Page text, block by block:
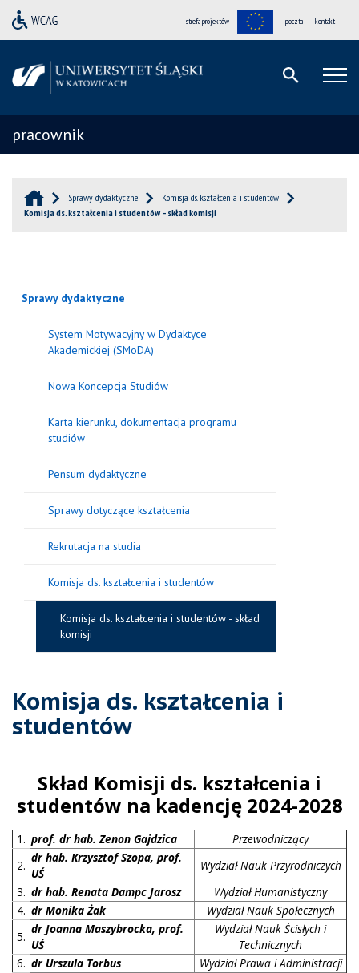
strefa projektów poczta kontakt
pracownik
Sprawy dydaktyczne
Komisja ds. kształcenia i studentów
Komisja ds. kształcenia i studentów – skład komisji
Komisja ds. kształcenia i
studentów
Skład Komisji ds. kształcenia i
studentów na kadencję 2024-2028
1. prof. dr hab. Zenon Gajdzica
Przewodniczący
2.
dr hab. Krzysztof Szopa, prof.
UŚ
Wydział Nauk Przyrodniczych
3. dr hab. Renata Dampc Jarosz
Wydział Humanistyczny
4. dr Monika Żak
Wydział Nauk Społecznych
5.
dr Joanna Maszybrocka, prof.
UŚ
Wydział Nauk Ścisłych i
Technicznych
6. dr Urszula Torbus
Wydział Prawa i Administracji
Sprawy dydaktyczne
System Motywacyjny w Dydaktyce
Akademickiej (SMoDA)
Nowa Koncepcja Studiów
Karta kierunku, dokumentacja programu
studiów
Pensum dydaktyczne
Sprawy dotyczące kształcenia
Rekrutacja na studia
Komisja ds. kształcenia i studentów
Komisja ds. kształcenia i studentów - skład
komisji